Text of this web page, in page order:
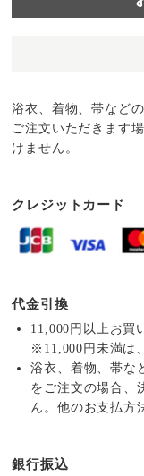
浴衣、着物、帯など
ご注文いただきます
けません。
クレジットカード
代金引換
11,000円以上お買
※11,000円未満は
浴衣、着物、帯な
をご注文の場合、
ん。他のお支払方
銀行振込